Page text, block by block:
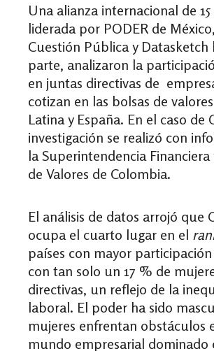
Una alianza internacional de
liderada por PODER de
Cuestión Pública y Datasketch
parte, analizaron la
en juntas directivas de
cotizan en las bolsas de
Latina y España. En el caso de
investigación se realizó con
la Superintendencia Financiera
de Valores de Colombia.
El análisis de datos arrojó que
ocupa el cuarto lugar en el
países con mayor
con tan solo un 17 % de
directivas, un reflejo de la
laboral. El poder ha sido
mujeres enfrentan obstáculos
mundo empresarial dominado